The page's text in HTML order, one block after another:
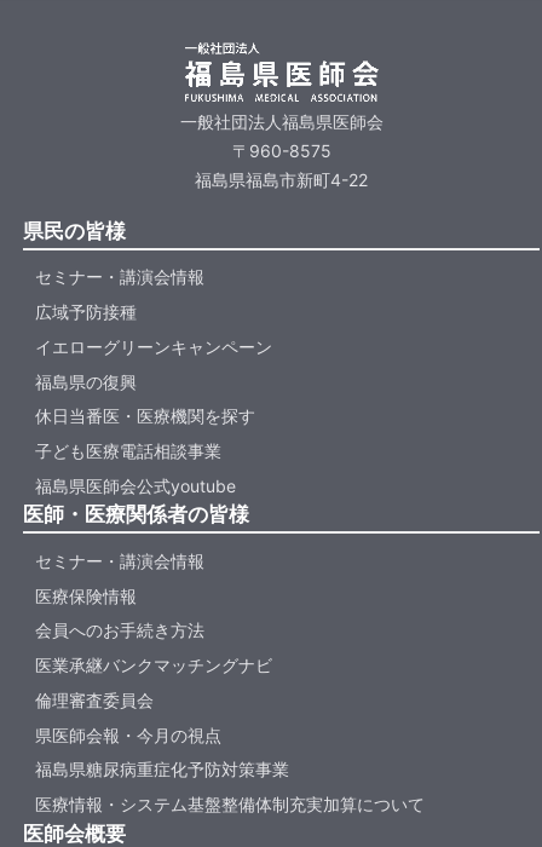
一般社団法人福島県医師会
〒960-8575
福島県福島市新町4-22
県民の皆様
セミナー・講演会情報
広域予防接種
イエローグリーンキャンペーン
福島県の復興
休日当番医・医療機関を探す
子ども医療電話相談事業
福島県医師会公式youtube
医師・医療関係者の皆様
セミナー・講演会情報
医療保険情報
会員へのお手続き方法
医業承継バンクマッチングナビ
倫理審査委員会
県医師会報・今月の視点
福島県糖尿病重症化予防対策事業
医療情報・システム基盤整備体制充実加算について
医師会概要